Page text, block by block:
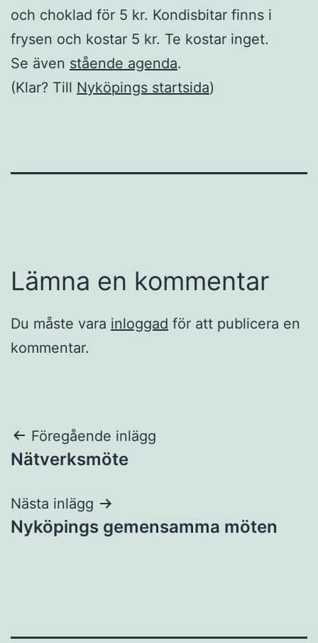
och choklad för 5 kr. Kondisbitar finns i
frysen och kostar 5 kr. Te kostar inget.
Se även stående agenda.
(Klar? Till Nyköpings startsida)
Lämna en kommentar
Du måste vara inloggad för att publicera en
kommentar.
Inläggsnavigering
Föregående inlägg
Nätverksmöte
Nästa inlägg
Nyköpings gemensamma möten